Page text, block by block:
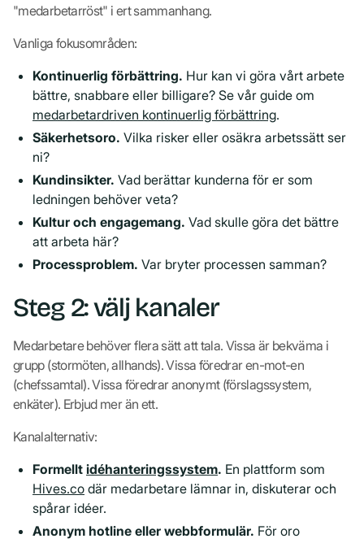
"medarbetarröst" i ert sammanhang.
Vanliga fokusområden:
Kontinuerlig förbättring. Hur kan vi göra vårt arbete
bättre, snabbare eller billigare? Se vår guide om
medarbetardriven kontinuerlig förbättring.
Säkerhetsoro. Vilka risker eller osäkra arbetssätt ser
ni?
Kundinsikter. Vad berättar kunderna för er som
ledningen behöver veta?
Kultur och engagemang. Vad skulle göra det bättre
att arbeta här?
Processproblem. Var bryter processen samman?
Steg 2: välj kanaler
Medarbetare behöver flera sätt att tala. Vissa är bekväma i
grupp (stormöten, allhands). Vissa föredrar en-mot-en
(chefssamtal). Vissa föredrar anonymt (förslagssystem,
enkäter). Erbjud mer än ett.
Kanalalternativ:
Formellt idéhanteringssystem. En plattform som
Hives.co där medarbetare lämnar in, diskuterar och
spårar idéer.
Anonym hotline eller webbformulär. För oro